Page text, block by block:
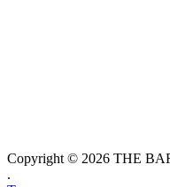
Copyright © 2026 THE
.